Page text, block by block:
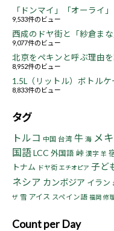
「ドンマイ」「オーライ
9,533件のビュー
西成のドヤ街と「紗倉ま
9,077件のビュー
北京をペキンと呼ぶ理由
8,952件のビュー
1.5L（リットル）ボトルケ
8,833件のビュー
タグ
トルコ 中国 台湾 牛 海 メ
国語LCC 外国語 峠 漢字 羊
トナム ドヤ街 エチオピア 子ど
ネシア カンボジア イラン
ザ 雪 アイス スペイン語 福岡 修
Count per Day